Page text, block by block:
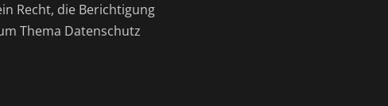
Recht, die Berichtigung
Thema Datenschutz